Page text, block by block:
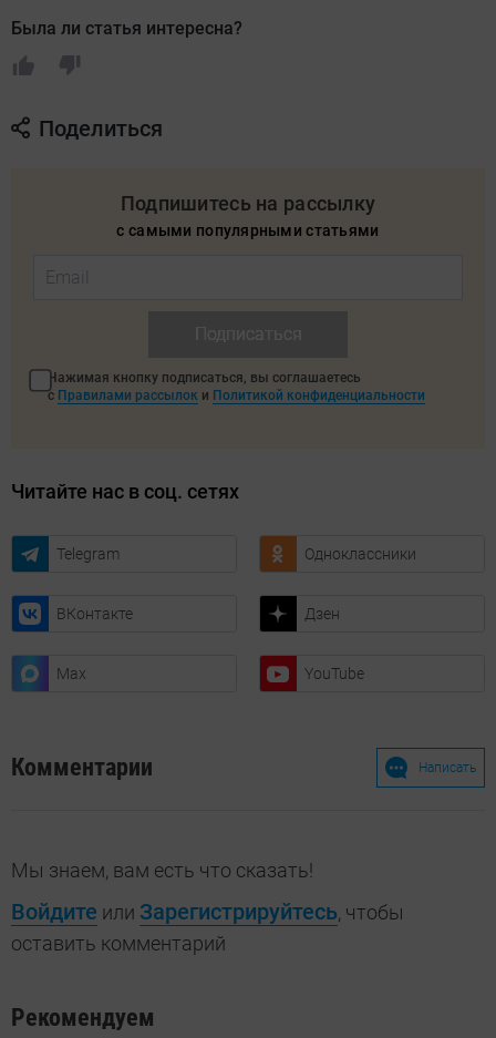
Была ли статья интересна?
Поделиться
Подпишитесь на рассылку
с самыми популярными статьями
Нажимая кнопку подписаться, вы соглашаетесь
с Правилами рассылок и Политикой конфиденциальности
Читайте нас в соц. сетях
Telegram Одноклассники
ВКонтакте Дзен
Max YouTube
Комментарии Написать
Мы знаем, вам есть что сказать!
Войдите или Зарегистрируйтесь, чтобы
оставить комментарий
Рекомендуем